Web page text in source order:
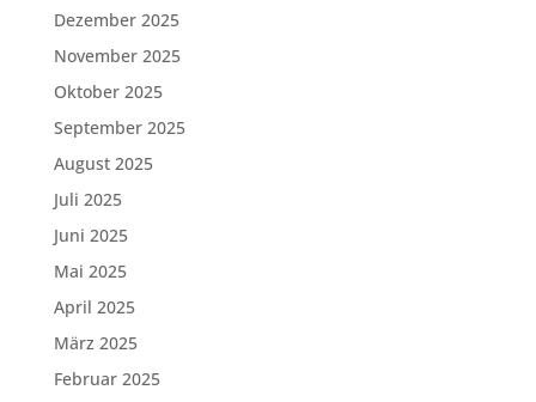
Dezember 2025
November 2025
Oktober 2025
September 2025
August 2025
Juli 2025
Juni 2025
Mai 2025
April 2025
März 2025
Februar 2025